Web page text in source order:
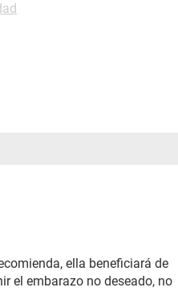
ella beneficiará de
el embarazo no deseado, no